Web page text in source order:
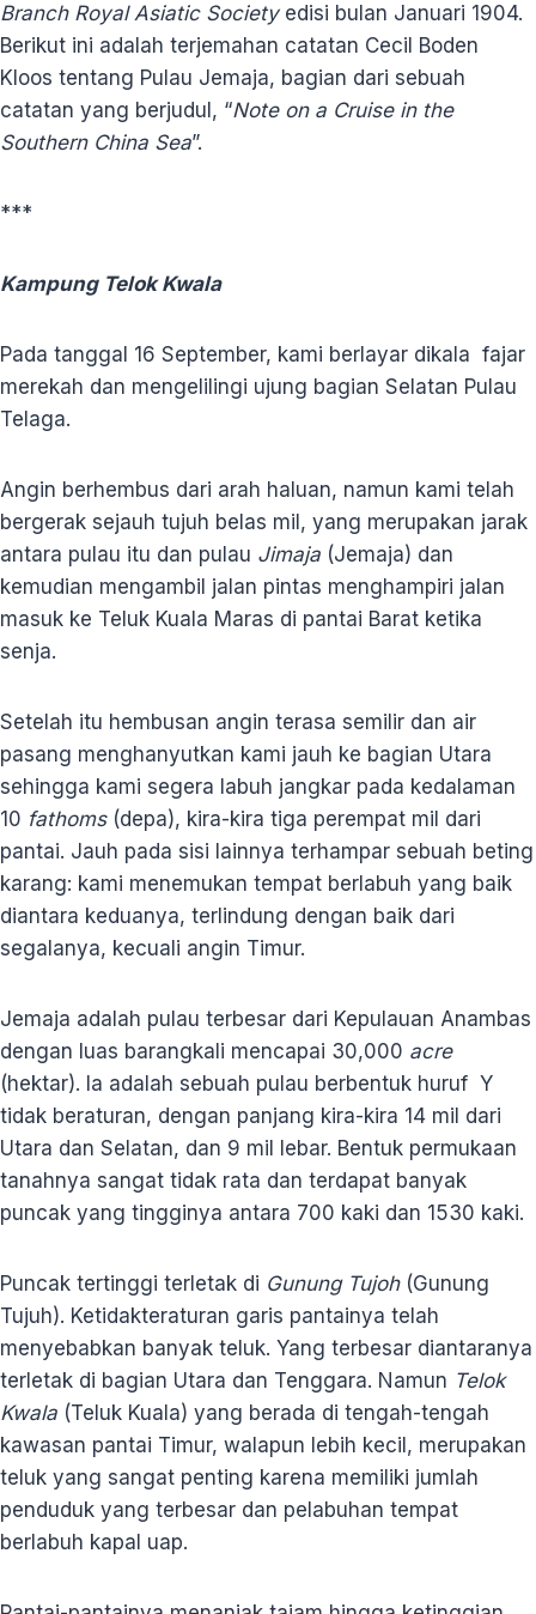
Branch Royal Asiatic Societyedisi bulan Januari 1904.
Berikut ini adalah terjemahan catatan Cecil Boden
Kloos tentang Pulau Jemaja, bagian dari sebuah
catatan yang berjudul, “Note on a Cruise in the
Southern China Sea”.
***
Kampung Telok Kwala
Pada tanggal 16 September, kami berlayar dikala fajar
merekah dan mengelilingi ujung bagian Selatan Pulau
Telaga.
Angin berhembus dari arah haluan, namun kami telah
bergerak sejauh tujuh belas mil, yang merupakan jarak
antara pulau itu dan pulau Jimaja (Jemaja) dan
kemudian mengambil jalan pintas menghampiri jalan
masuk ke Teluk Kuala Maras di pantai Barat ketika
senja.
Setelah itu hembusan angin terasa semilir dan air
pasang menghanyutkan kami jauh ke bagian Utara
sehingga kami segera labuh jangkar pada kedalaman
10 fathoms(depa), kira-kira tiga perempat mil dari
pantai. Jauh pada sisi lainnya terhampar sebuah beting
karang: kami menemukan tempat berlabuh yang baik
diantara keduanya, terlindung dengan baik dari
segalanya, kecuali angin Timur.
Jemaja adalah pulau terbesar dari Kepulauan Anambas
dengan luas barangkali mencapai 30,000 acre
(hektar). Ia adalah sebuah pulau berbentuk huruf Y
tidak beraturan, dengan panjang kira-kira 14 mil dari
Utara dan Selatan, dan 9 mil lebar. Bentuk permukaan
tanahnya sangat tidak rata dan terdapat banyak
puncak yang tingginya antara 700 kaki dan 1530 kaki.
Puncak tertinggi terletak di Gunung Tujoh(Gunung
Tujuh). Ketidakteraturan garis pantainya telah
menyebabkan banyak teluk. Yang terbesar diantaranya
terletak di bagian Utara dan Tenggara. Namun Telok
Kwala (Teluk Kuala) yang berada di tengah-tengah
kawasan pantai Timur, walapun lebih kecil, merupakan
teluk yang sangat penting karena memiliki jumlah
penduduk yang terbesar dan pelabuhan tempat
berlabuh kapal uap.